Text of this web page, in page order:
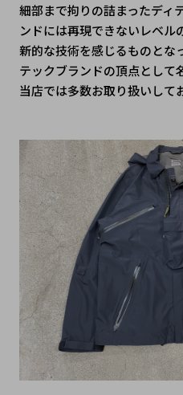
細部まで拘りの詰まったディ
ンドには再現できないレベル
新的な技術を感じるものとな
テックブランドの頂点として
当店では多数お取り扱いして